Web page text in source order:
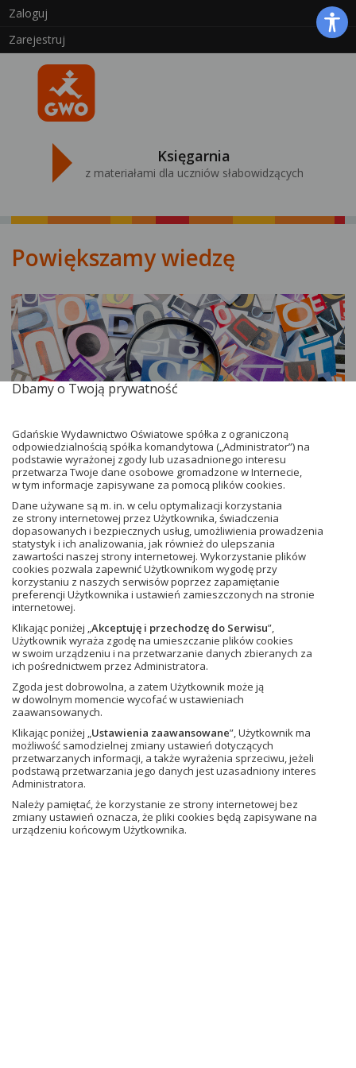
Zaloguj
Zarejestruj
Księgarnia
z materiałami dla uczniów słabowidzących
Powiększamy wiedzę
Z myślą o uczniach słabowidzących
przygotowaliśmy specjalne wersje naszych
podręczników i zeszytów ćwiczeń. Tekst i ilustracje
w tych książkach są powiększone od 20% do 40%
w zależności od formatu wyjściowego książki.
Opracowaliśmy w ten sposób materiały dla klas 1–3
(edukacja wczesnoszkolna) oraz klas 4–8 szkoły
podstawowej (do następujących przedmiotów:
matematyka, język polski, historia, fizyka, przyroda,
biologia i geografia). Zawartość wszystkich książek
jest taka sama jak w wersjach standardowych.
Jeśli masz konto, zaloguj się przy użyciu adresu e-mail.
Zaloguj
lub
Dbamy o Twoją prywatność
Gdańskie Wydawnictwo Oświatowe spółka z ograniczoną
odpowiedzialnością spółka komandytowa („Administrator”) na
podstawie wyrażonej zgody lub uzasadnionego interesu
przetwarza Twoje dane osobowe gromadzone w Internecie,
w tym informacje zapisywane za pomocą plików cookies.
Dane używane są m. in. w celu optymalizacji korzystania
ze strony internetowej przez Użytkownika, świadczenia
dopasowanych i bezpiecznych usług, umożliwienia prowadzenia
statystyk i ich analizowania, jak również do ulepszania
zawartości naszej strony internetowej. Wykorzystanie plików
cookies pozwala zapewnić Użytkownikom wygodę przy
korzystaniu z naszych serwisów poprzez zapamiętanie
preferencji Użytkownika i ustawień zamieszczonych na stronie
internetowej.
Klikając poniżej „Akceptuję i przechodzę do Serwisu”,
Użytkownik wyraża zgodę na umieszczanie plików cookies
w swoim urządzeniu i na przetwarzanie danych zbieranych za
ich pośrednictwem przez Administratora.
Zgoda jest dobrowolna, a zatem Użytkownik może ją
w dowolnym momencie wycofać w ustawieniach
zaawansowanych.
Klikając poniżej „Ustawienia zaawansowane”, Użytkownik ma
możliwość samodzielnej zmiany ustawień dotyczących
przetwarzanych informacji, a także wyrażenia sprzeciwu, jeżeli
podstawą przetwarzania jego danych jest uzasadniony interes
Administratora.
Należy pamiętać, że korzystanie ze strony internetowej bez
zmiany ustawień oznacza, że pliki cookies będą zapisywane na
urządzeniu końcowym Użytkownika.